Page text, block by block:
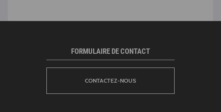
FORMULAIRE DE CONTACT
CONTACTEZ-NOUS